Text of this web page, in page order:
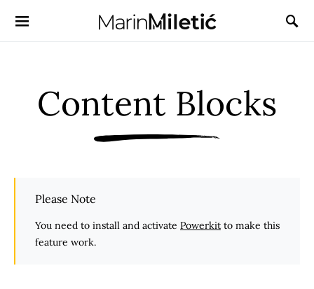
Content Blocks
Please Note
You need to install and activate Powerkit to make this
feature work.